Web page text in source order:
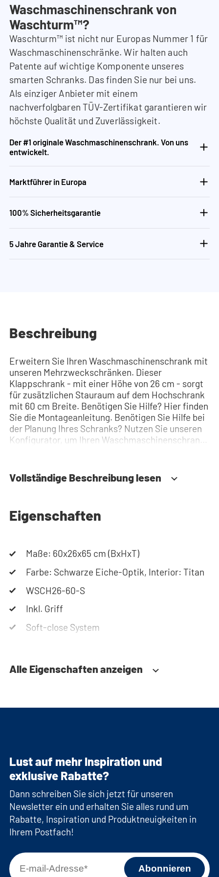
Waschmaschinenschrank von
Waschturm™?
Waschturm™ ist nicht nur Europas Nummer 1 für
Waschmaschinenschränke. Wir halten auch
Patente auf wichtige Komponente unseres
smarten Schranks. Das finden Sie nur bei uns.
Als einziger Anbieter mit einem
nachverfolgbaren TÜV-Zertifikat garantieren wir
höchste Qualität und Zuverlässigkeit.
Der #1 originale Waschmaschinenschrank. Von uns
entwickelt.
Marktführer in Europa
100% Sicherheitsgarantie
5 Jahre Garantie & Service
Beschreibung
Erweitern Sie Ihren Waschmaschinenschrank mit
unseren Mehrzweckschränken. Dieser
Klappschrank - mit einer Höhe von 26 cm - sorgt
für zusätzlichen Stauraum auf dem Hochschrank
mit 60 cm Breite. Benötigen Sie Hilfe? Hier finden
Sie die Montageanleitung. Benötigen Sie Hilfe bei
der Planung Ihres Schranks? Nutzen Sie unseren
Konfigurator, um Ihren Waschmaschinenschrank
Vollständige Beschreibung lesen
Eigenschaften
Maße: 60x26x65 cm (BxHxT)
Farbe: Schwarze Eiche-Optik, Interior: Titan
WSCH26-60-S
Inkl. Griff
Soft-close System
Alle Eigenschaften anzeigen
Lust auf mehr Inspiration und
exklusive Rabatte?
Dann schreiben Sie sich jetzt für unseren
Newsletter ein und erhalten Sie alles rund um
Rabatte, Inspiration und Produktneuigkeiten in
Ihrem Postfach!